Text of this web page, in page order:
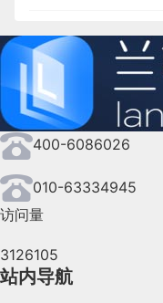
2024年9月(144)
2024年8月(164)
2024年7月(107)
2024年6月(63)
2024年4月(44)
400-6086026
010-63334945
访问量
3126105
站内导航